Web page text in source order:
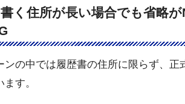
く住所が長い場合でも省略
ンの中では履歴書の住所に限らず、
す。